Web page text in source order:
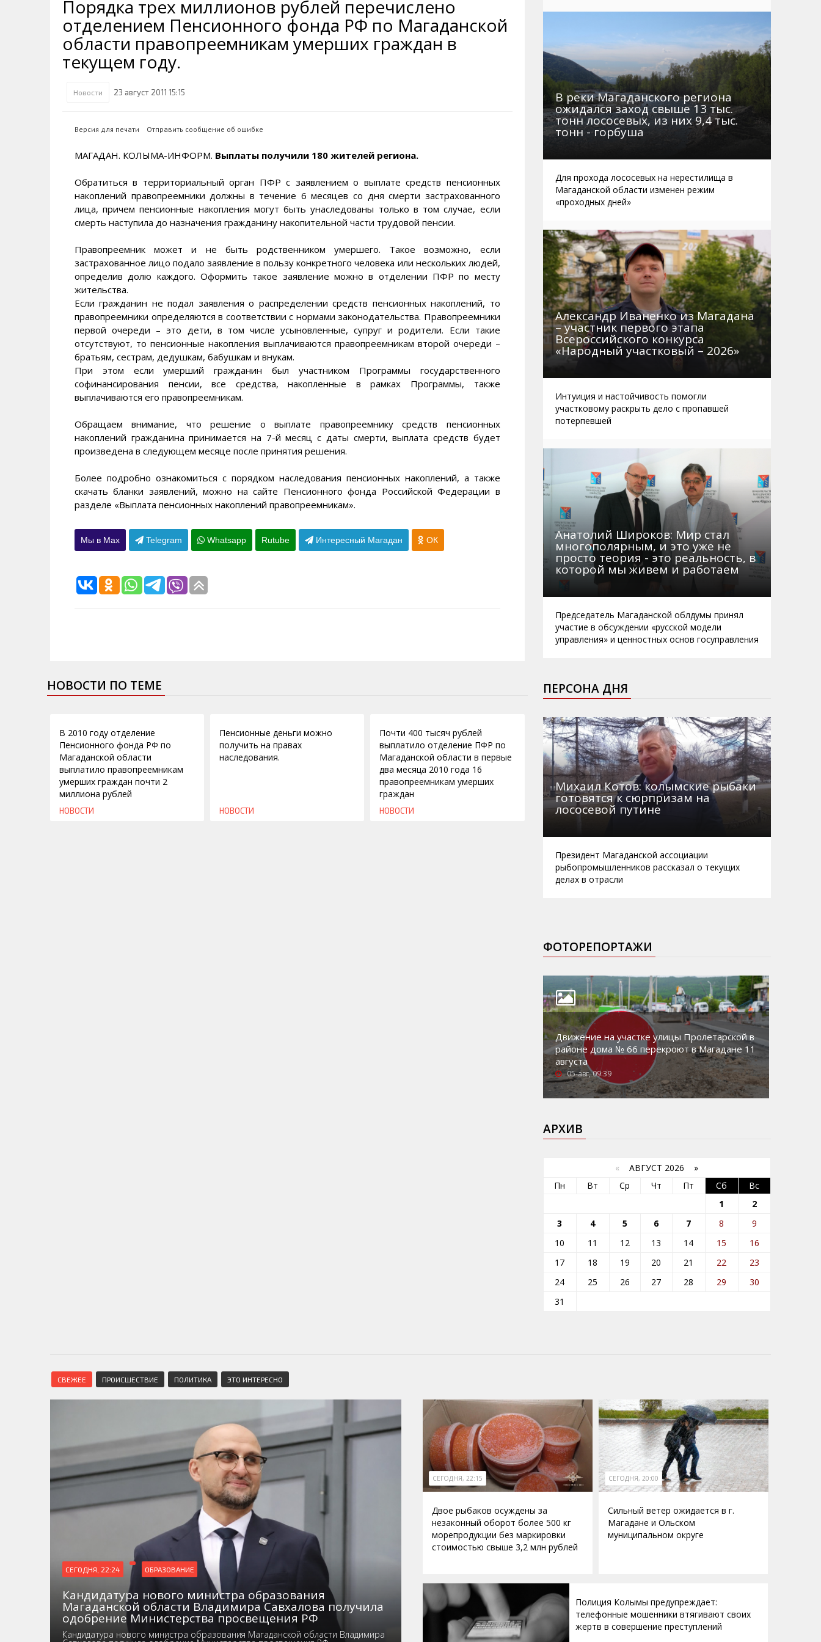
Транспортная инфраструктура
Их надо знать. Галерея славы
Колымы
Достопримечательности
Магадана и области
Туристическик маршруты
Интерактивная карта
Песни о Колыме
Хранители экрана. Заставки
Кинохроника Магадана
3D районы города
Фотоальбом
Автобусы Магадан – Аэропорт
Таблица приливов отливов
Губернатор
Наркоте нет
Аэропорт Магадан
Полицейских не бить
Сельское хозяйство
Кванториум
Визит
Благоустройство
УМВД
Косторезы Магадана
Профсоюзы
Не мусорить
Браконьеры
Порядка трех миллионов рублей перечислено
отделением Пенсионного фонда РФ по Магаданской
области правопреемникам умерших граждан в
текущем году.
Новости 23 август 2011 15:15
Версия для печати Отправить сообщение об ошибке
МАГАДАН. КОЛЫМА-ИНФОРМ. Выплаты получили 180 жителей региона.
Обратиться в территориальный орган ПФР с заявлением о выплате средств пенсионных
накоплений правопреемники должны в течение 6 месяцев со дня смерти застрахованного
лица, причем пенсионные накопления могут быть унаследованы только в том случае, если
смерть наступила до назначения гражданину накопительной части трудовой пенсии.
Правопреемник может и не быть родственником умершего. Такое возможно, если
застрахованное лицо подало заявление в пользу конкретного человека или нескольких людей,
определив долю каждого. Оформить такое заявление можно в отделении ПФР по месту
жительства.
Если гражданин не подал заявления о распределении средств пенсионных накоплений, то
правопреемники определяются в соответствии с нормами законодательства. Правопреемники
первой очереди – это дети, в том числе усыновленные, супруг и родители. Если такие
отсутствуют, то пенсионные накопления выплачиваются правопреемникам второй очереди –
братьям, сестрам, дедушкам, бабушкам и внукам.
При этом если умерший гражданин был участником Программы государственного
софинансирования пенсии, все средства, накопленные в рамках Программы, также
выплачиваются его правопреемникам.
Обращаем внимание, что решение о выплате правопреемнику средств пенсионных
накоплений гражданина принимается на 7-й месяц с даты смерти, выплата средств будет
произведена в следующем месяце после принятия решения.
Более подробно ознакомиться с порядком наследования пенсионных накоплений, а также
скачать бланки заявлений, можно на сайте Пенсионного фонда Российской Федерации в
разделе «Выплата пенсионных накоплений правопреемникам».
Мы в Max Telegram Whatsapp Rutube Интересный Магадан ОК
НОВОСТИ ПО ТЕМЕ
В 2010 году отделение
Пенсионного фонда РФ по
Магаданской области
выплатило правопреемникам
умерших граждан почти 2
миллиона рублей
НОВОСТИ
Пенсионные деньги можно
получить на правах
наследования.
НОВОСТИ
Почти 400 тысяч рублей
выплатило отделение ПФР по
Магаданской области в первые
два месяца 2010 года 16
правопреемникам умерших
граждан
НОВОСТИ
В реки Магаданского региона
ожидался заход свыше 13 тыс.
тонн лососевых, из них 9,4 тыс.
тонн - горбуша
Для прохода лососевых на нерестилища в
Магаданской области изменен режим
«проходных дней»
Александр Иваненко из Магадана
– участник первого этапа
Всероссийского конкурса
«Народный участковый – 2026»
Интуиция и настойчивость помогли
участковому раскрыть дело с пропавшей
потерпевшей
Анатолий Широков: Мир стал
многополярным, и это уже не
просто теория - это реальность, в
которой мы живем и работаем
Председатель Магаданской облдумы принял
участие в обсуждении «русской модели
управления» и ценностных основ госуправления
ПЕРСОНА ДНЯ
Михаил Котов: колымские рыбаки
готовятся к сюрпризам на
лососевой путине
Президент Магаданской ассоциации
рыбопромышленников рассказал о текущих
делах в отрасли
ФОТОРЕПОРТАЖИ
Движение на участке улицы Пролетарской в
районе дома № 66 перекроют в Магадане 11
августа
05-авг, 09:39
АРХИВ
« АВГУСТ 2026 »
Пн
Вт Ср Чт Пт Сб
Вс
1
2
3
4 5 6 7 8
9
10
11 12 13 14 15
16
17
18 19 20 21 22
23
24
25 26 27 28 29
30
31
СВЕЖЕЕ ПРОИСШЕСТВИЕ ПОЛИТИКА ЭТО ИНТЕРЕСНО
СЕГОДНЯ, 22:24 ОБРАЗОВАНИЕ
Кандидатура нового министра образования
Магаданской области Владимира Савхалова получила
одобрение Министерства просвещения РФ
Кандидатура нового министра образования Магаданской области Владимира
СЕГОДНЯ, 22:15
Двое рыбаков осуждены за
незаконный оборот более 500 кг
морепродукции без маркировки
стоимостью свыше 3,2 млн рублей
СЕГОДНЯ, 20:00
Сильный ветер ожидается в г.
Магадане и Ольском
муниципальном округе
Полиция Колымы предупреждает:
телефонные мошенники втягивают своих
жертв в совершение преступлений